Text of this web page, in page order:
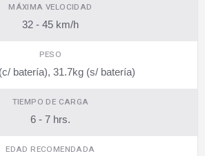
MÁXIMA VELOCIDAD
32 - 45 km/h
PESO
batería), 31.7kg (s/ batería)
TIEMPO DE CARGA
6 - 7 hrs.
EDAD RECOMENDADA